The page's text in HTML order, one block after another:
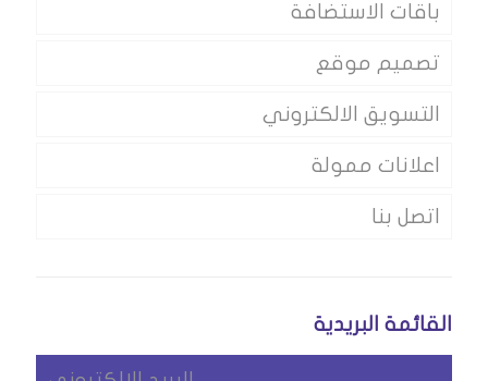
باقات الاستضافة
تصميم موقع
التسويق الالكتروني
اعلانات ممولة
اتصل بنا
القائمة البريدية